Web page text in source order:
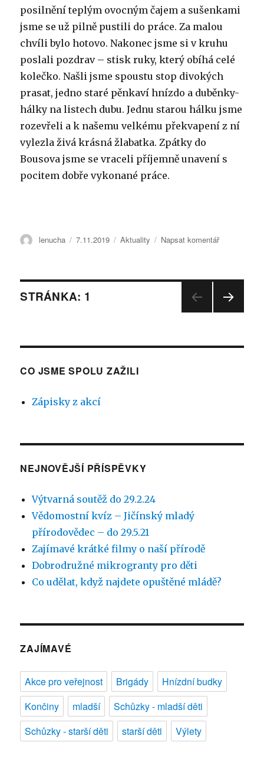
posilnění teplým ovocným čajem a sušenkami
jsme se už pilně pustili do práce. Za malou
chvíli bylo hotovo. Nakonec jsme si v kruhu
poslali pozdrav – stisk ruky, který obíhá celé
kolečko. Našli jsme spoustu stop divokých
prasat, jedno staré pěnkaví hnízdo a duběnky-
hálky na listech dubu. Jednu starou hálku jsme
rozevřeli a k našemu velkému překvapení z ní
vylezla živá krásná žlabatka. Zpátky do
Bousova jsme se vraceli příjemně unavení s
pocitem dobře vykonané práce.
Autor:
lenucha Publikováno:
7.11.2019 Rubriky:
Aktuality Napsat komentářpro
pomáhají
zachraňovat
rostlin,
Navigace
příspěvky
STRÁNKA: 1
NKA
CO JSME SPOLU ZAŽILI
Zápisky z akcí
NEJNOVĚJŠÍ PŘÍSPĚVKY
Výtvarná soutěž do 29.2.24
Vědomostní kvíz – Jičínský mladý
přírodovědec – do 29.5.21
Zajímavé krátké filmy o naší přírodě
Dobrodružné mikrogranty pro děti
Co udělat, když najdete opuštěné mládě?
ZAJÍMAVÉ
Akce pro veřejnost Brigády
Hnízdní budky
Končiny
mladší
Schůzky - mladší děti
Schůzky - starší děti
starší děti Výlety